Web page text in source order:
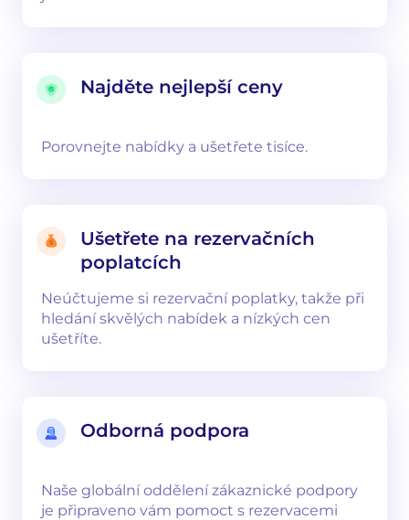
Najděte nejlepší ceny
Porovnejte nabídky a ušetřete tisíce.
Ušetřete na rezervačních
poplatcích
Neúčtujeme si rezervační poplatky, takže při
hledání skvělých nabídek a nízkých cen
ušetříte.
Odborná podpora
Naše globální oddělení zákaznické podpory
je připraveno vám pomoct s rezervacemi